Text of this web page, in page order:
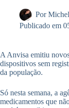
Por
Publicado em
A Anvisa emitiu
dispositivos sem
da população.
Só nesta semana, a
medicamentos que